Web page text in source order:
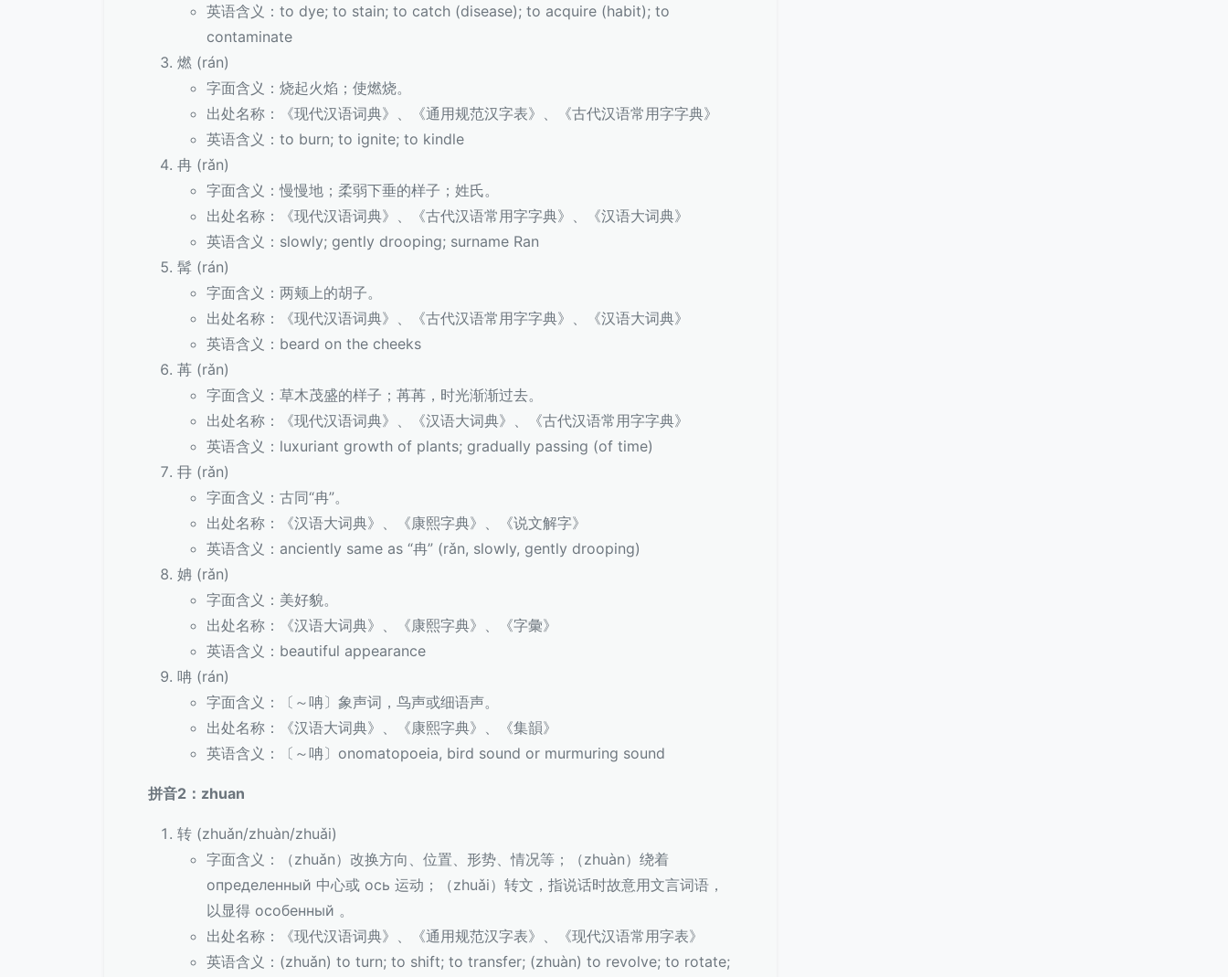
英语含义：to dye; to stain; to catch (disease); to acquire (habit); to
contaminate
燃 (rán)
字面含义：烧起火焰；使燃烧。
出处名称：《现代汉语词典》、《通用规范汉字表》、《古代汉语常用字字典》
英语含义：to burn; to ignite; to kindle
冉 (rǎn)
字面含义：慢慢地；柔弱下垂的样子；姓氏。
出处名称：《现代汉语词典》、《古代汉语常用字字典》、《汉语大词典》
英语含义：slowly; gently drooping; surname Ran
髯 (rán)
字面含义：两颊上的胡子。
出处名称：《现代汉语词典》、《古代汉语常用字字典》、《汉语大词典》
英语含义：beard on the cheeks
苒 (rǎn)
字面含义：草木茂盛的样子；苒苒，时光渐渐过去。
出处名称：《现代汉语词典》、《汉语大词典》、《古代汉语常用字字典》
英语含义：luxuriant growth of plants; gradually passing (of time)
冄 (rǎn)
字面含义：古同“冉”。
出处名称：《汉语大词典》、《康熙字典》、《说文解字》
英语含义：anciently same as “冉” (rǎn, slowly, gently drooping)
姌 (rǎn)
字面含义：美好貌。
出处名称：《汉语大词典》、《康熙字典》、《字彙》
英语含义：beautiful appearance
呥 (rán)
字面含义：〔～呥〕象声词，鸟声或细语声。
出处名称：《汉语大词典》、《康熙字典》、《集韻》
英语含义：〔～呥〕onomatopoeia, bird sound or murmuring sound
拼音2：zhuan
转 (zhuǎn/zhuàn/zhuǎi)
字面含义：（zhuǎn）改换方向、位置、形势、情况等；（zhuàn）绕着
определенный 中心或 ось 运动；（zhuǎi）转文，指说话时故意用文言词语，
以显得 особенный 。
出处名称：《现代汉语词典》、《通用规范汉字表》、《现代汉语常用字表》
英语含义：(zhuǎn) to turn; to shift; to transfer; (zhuàn) to revolve; to rotate;